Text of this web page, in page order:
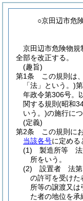
○京田辺市危
京田辺市危険物
全部を改正する。
(趣旨)
第1条
この規則は
「法」という。)
年政令第306号。
関する規則 (昭和
いう。)の施行に
(定義)
第2条
この規則に
当該各号に定める
(1)
製造所等 法
所をいう。
(2)
設置者 法第
の許可を受けた
所等の譲渡又
た者の地位を